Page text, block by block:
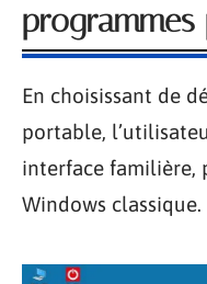
En choisissant de
portable,
interface familière,
Windows classique.